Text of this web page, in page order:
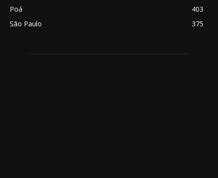
Poá
403
São Paulo
375